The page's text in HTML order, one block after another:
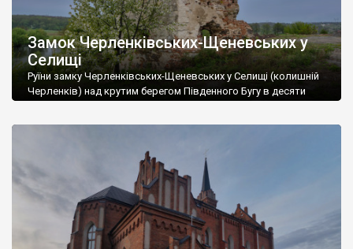
Замок Черленківських-Щеневських у
Селищі
Руїни замку Черленківських-Щеневських у Селищі (колишній
Черленків) над крутим берегом Південного Бугу в десяти